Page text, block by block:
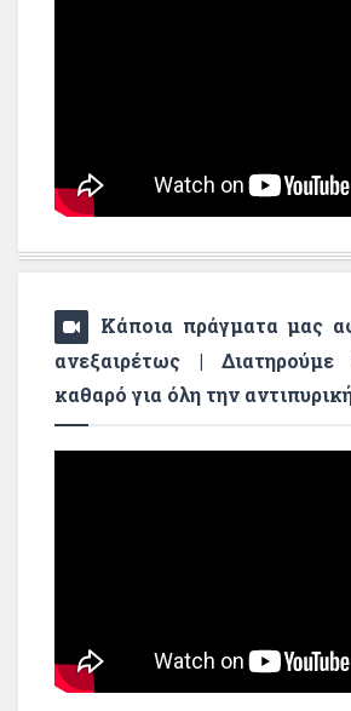
Κάποια πράγματα μας
ανεξαιρέτως |
καθαρό για όλη την